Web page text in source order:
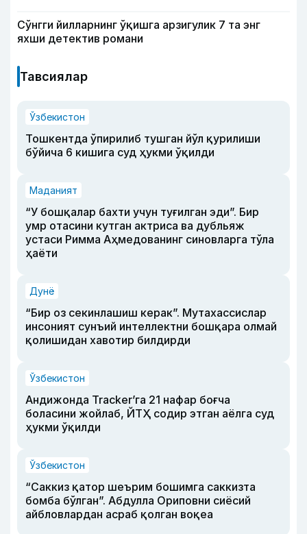
Сўнгги йилларнинг ўқишга арзигулик 7 та энг
яхши детектив романи
Тавсиялар
Ўзбекистон
Тошкентда ўпирилиб тушган йўл қурилиши
бўйича 6 кишига суд ҳукми ўқилди
Маданият
“У бошқалар бахти учун туғилган эди”. Бир
умр отасини кутган актриса ва дубльяж
устаси Римма Аҳмедованинг синовларга тўла
ҳаёти
Дунё
“Бир оз секинлашиш керак”. Мутахассислар
инсоният сунъий интеллектни бошқара олмай
қолишидан хавотир билдирди
Ўзбекистон
Андижонда Tracker’га 21 нафар боғча
боласини жойлаб, ЙТҲ содир этган аёлга суд
ҳукми ўқилди
Ўзбекистон
“Саккиз қатор шеърим бошимга саккизта
бомба бўлган”. Абдулла Ориповни сиёсий
айбловлардан асраб қолган воқеа